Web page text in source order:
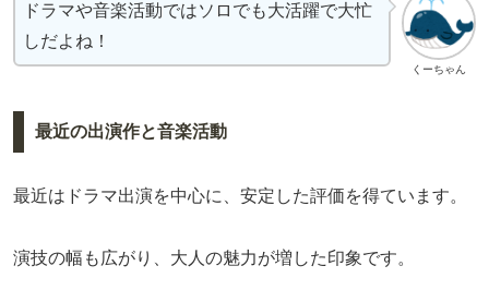
くーちゃん
ドラマや音楽活動ではソロでも大活躍で大忙
しだよね！
最近の出演作と音楽活動
最近はドラマ出演を中心に、安定した評価を得ています。
演技の幅も広がり、大人の魅力が増した印象です。